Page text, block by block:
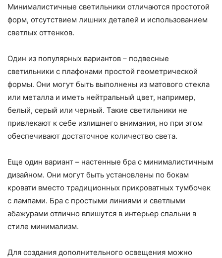
Минималистичные светильники отличаются простотой
форм, отсутствием лишних деталей и использованием
светлых оттенков.
Один из популярных вариантов – подвесные
светильники с плафонами простой геометрической
формы. Они могут быть выполнены из матового стекла
или металла и иметь нейтральный цвет, например,
белый, серый или черный. Такие светильники не
привлекают к себе излишнего внимания, но при этом
обеспечивают достаточное количество света.
Еще один вариант – настенные бра с минималистичным
дизайном. Они могут быть установлены по бокам
кровати вместо традиционных прикроватных тумбочек
с лампами. Бра с простыми линиями и светлыми
абажурами отлично впишутся в интерьер спальни в
стиле минимализм.
Для создания дополнительного освещения можно